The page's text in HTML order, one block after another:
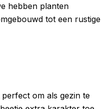
hebben planten
tot een rustige
om als gezin te